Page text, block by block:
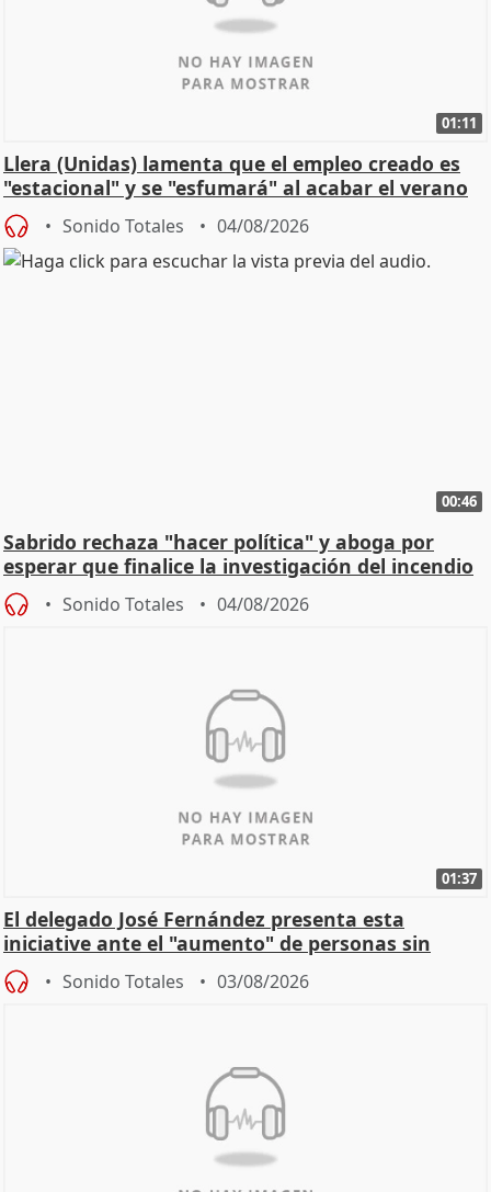
01:11
Llera (Unidas) lamenta que el empleo creado es
"estacional" y se "esfumará" al acabar el verano
Sonido Totales 04/08/2026
00:46
Sabrido rechaza "hacer política" y aboga por
esperar que finalice la investigación del incendio
Sonido Totales 04/08/2026
01:37
El delegado José Fernández presenta esta
iniciative ante el "aumento" de personas sin
hogar en Madri
Sonido Totales 03/08/2026